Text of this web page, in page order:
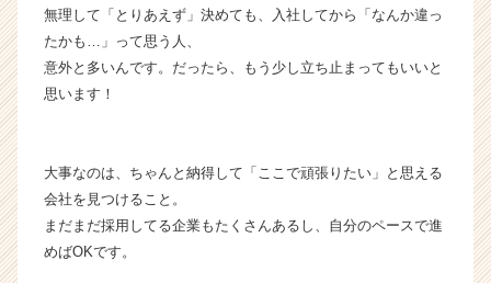
業
か
ら
ト
く
無理して「とりあえず」決めても、入社してから「なんか違っ
たかも…」って思う人、
意外と多いんです。だったら、もう少し立ち止まってもいいと
思います！
大事なのは、ちゃんと納得して「ここで頑張りたい」と思える
会社を見つけること。
まだまだ採用してる企業もたくさんあるし、自分のペースで進
めばOKです。